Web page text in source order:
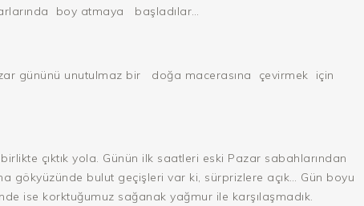
boy atmaya başladılar…
gününü unutulmaz bir doğa macerasına çevirmek
için
çıktık yola. Günün ilk saatleri eski Pazar sabahlarından
gökyüzünde bulut geçişleri var ki, sürprizlere açık… Gün boyu
ise korktuğumuz sağanak yağmur ile karşılaşmadık.